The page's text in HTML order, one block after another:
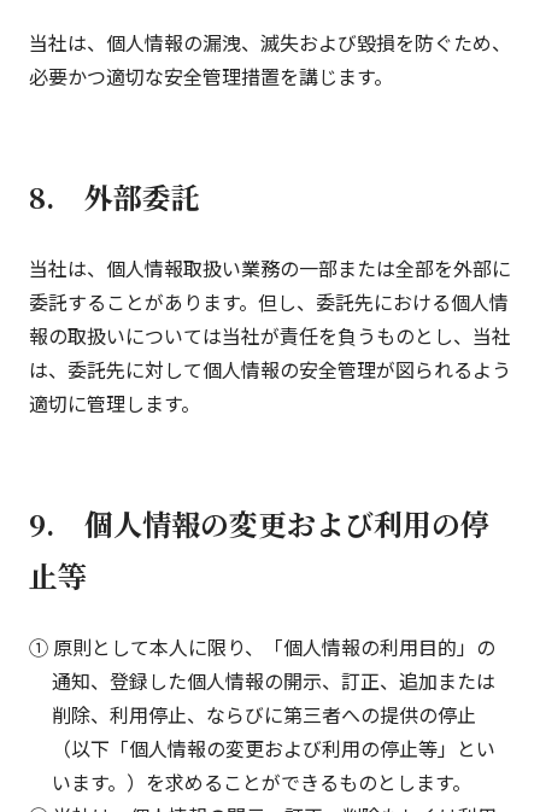
当社は、個人情報の漏洩、滅失および毀損を防ぐため、
必要かつ適切な安全管理措置を講じます。
8. 外部委託
当社は、個人情報取扱い業務の一部または全部を外部に
委託することがあります。但し、委託先における個人情
報の取扱いについては当社が責任を負うものとし、当社
は、委託先に対して個人情報の安全管理が図られるよう
適切に管理します。
9. 個人情報の変更および利用の停
止等
① 原則として本人に限り、「個人情報の利用目的」の
通知、登録した個人情報の開示、訂正、追加または
削除、利用停止、ならびに第三者への提供の停止
（以下「個人情報の変更および利用の停止等」とい
います。）を求めることができるものとします。